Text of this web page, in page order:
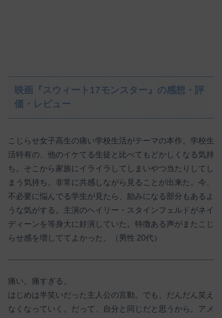
映画『スウィート17モンスター』の感想・評
価・レビュー
こじらせ女子高生の痛い学校生活がテーマの本作。学校生
活特有の、他のイケてる生徒と比べてもどかしくなる気持
ち。そこから家族にイライラしてしまいやつ当たりしてし
まう気持ち。非常に共感しながら見ることが出来た。今、
不必要に悩んでる学生が見たら、励みになる部分もあるよ
うな気がする。主演のヘイリー・スタインフェルドがネイ
ディーンを等身大に好演していた。特徴ある声がまたこじ
らせ感を増しててよかった。（男性 20代）
痛い。痛すぎる。
はじめは半笑いだった主人公の言動。でも、だんだん笑え
なくなっていく。だって、自分と同じだと思うから。アメ